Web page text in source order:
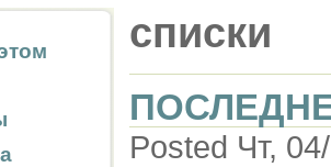
списки
Posted Чт,